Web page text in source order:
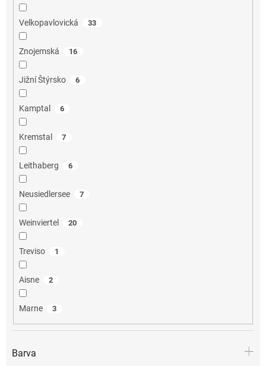
Velkopavlovická 33
Znojemská 16
Jižní Štýrsko 6
Kamptal 6
Kremstal 7
Leithaberg 6
Neusiedlersee 7
Weinviertel 20
Treviso 1
Aisne 2
Marne 3
Barva